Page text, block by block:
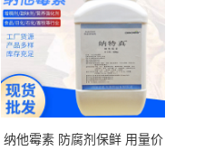
纳他霉素 防腐剂保鲜 用量价